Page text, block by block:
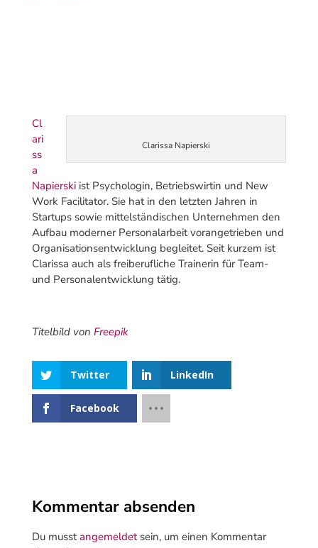
Clarissa Napierski
Cl
ari
ss
a
Napierskiist Psychologin, Betriebswirtin und New
Work Facilitator. Sie hat in den letzten Jahren in
Startups sowie mittelständischen Unternehmen den
Aufbau moderner Personalarbeit vorangetrieben und
Organisationsentwicklung begleitet. Seit kurzem ist
Clarissa auch als freiberufliche Trainerin für Team-
und Personalentwicklung tätig.
Titelbild von Freepik
Twitter LinkedIn
Facebook
Kommentar absenden
Du musstangemeldetsein, um einen Kommentar